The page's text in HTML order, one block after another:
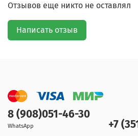
Отзывов еще никто не оставлял
Написать отзыв
8 (908)051-46-30
WhatsApp +7